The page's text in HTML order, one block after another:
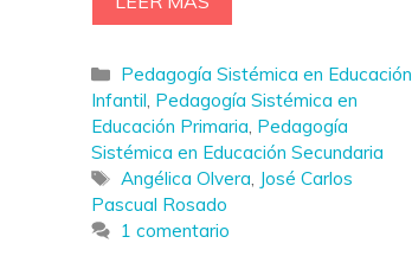
Categorías
Pedagogía Sistémica en Educación
Infantil, Pedagogía Sistémica en
Educación Primaria, Pedagogía
Sistémica en Educación Secundaria
Etiquetas
Angélica Olvera, José Carlos
Pascual Rosado
1 comentario